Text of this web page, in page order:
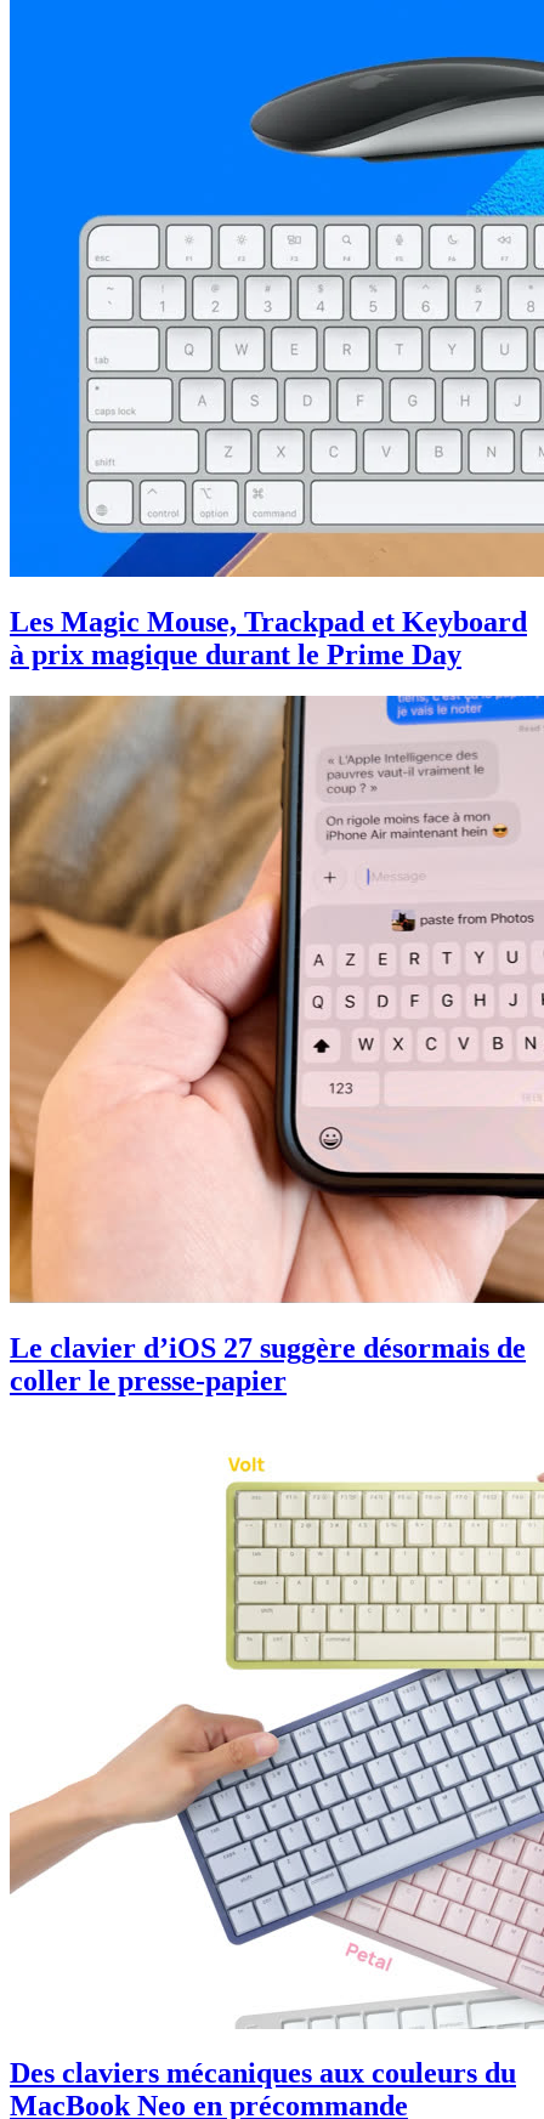
Les Magic Mouse, Trackpad et Keyboard
à prix magique durant le Prime Day
Le clavier d’iOS 27 suggère désormais de
coller le presse-papier
Des claviers mécaniques aux couleurs du
MacBook Neo en précommande